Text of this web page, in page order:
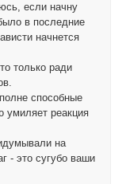
если начну
в последние
начнется
только ради
способные
умиляет реакция
на
- это сугубо ваши